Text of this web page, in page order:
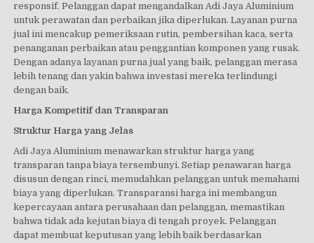
responsif. Pelanggan dapat mengandalkan Adi Jaya Aluminium
untuk perawatan dan perbaikan jika diperlukan. Layanan purna
jual ini mencakup pemeriksaan rutin, pembersihan kaca, serta
penanganan perbaikan atau penggantian komponen yang rusak.
Dengan adanya layanan purna jual yang baik, pelanggan merasa
lebih tenang dan yakin bahwa investasi mereka terlindungi
dengan baik.
Harga Kompetitif dan Transparan
Struktur Harga yang Jelas
Adi Jaya Aluminium menawarkan struktur harga yang
transparan tanpa biaya tersembunyi. Setiap penawaran harga
disusun dengan rinci, memudahkan pelanggan untuk memahami
biaya yang diperlukan. Transparansi harga ini membangun
kepercayaan antara perusahaan dan pelanggan, memastikan
bahwa tidak ada kejutan biaya di tengah proyek. Pelanggan
dapat membuat keputusan yang lebih baik berdasarkan